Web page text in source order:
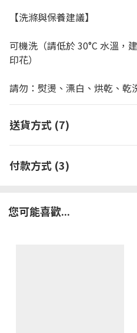
【洗滌與保養建議】
可機洗（請低於 30°C 水溫，
印花）
請勿：熨燙、漂白、烘乾、乾
送貨方式 (7)
付款方式 (3)
您可能喜歡...